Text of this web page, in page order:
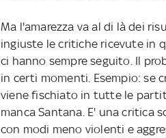
Ma l'amarezza va al di là dei
ingiuste le critiche ricevute in
ci hanno sempre seguito. Il
in certi momenti. Esempio: se
viene fischiato in tutte le
manca Santana. E' una critica
con modi meno violenti e